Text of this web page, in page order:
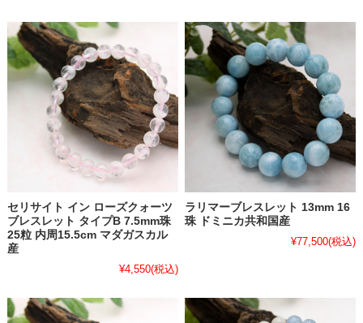
セリサイト イン ローズクォーツ
ブレスレット タイプB 7.5mm珠
25粒 内周15.5cm マダガスカル
産
¥4,550(税込)
ラリマーブレスレット 13mm 16
珠 ドミニカ共和国産
¥77,500(税込)